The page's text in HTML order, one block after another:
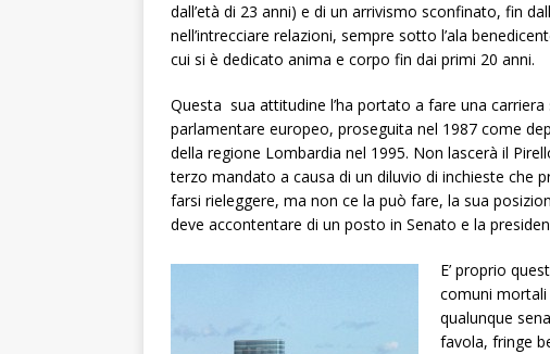
dall’età di 23 anni) e di un arrivismo sconfinato, fin
nell’intrecciare relazioni, sempre sotto l’ala
cui si è dedicato anima e corpo fin dai primi 20 anni.
Questa sua attitudine l’ha portato a fare una
parlamentare europeo, proseguita nel 1987 come
della regione Lombardia nel 1995. Non lascerà il
terzo mandato a causa di un diluvio di inchieste che
farsi rieleggere, ma non ce la può fare, la sua
deve accontentare di un posto in Senato e la
E’ proprio
comuni mortali
qualunque
favola, fringe